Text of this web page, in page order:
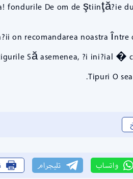
fondurile De om de ştiinţă?ie
on recomandarea noastra
Să asemenea, ?i ini?ial �
Tipuri O
واتساب تليجرام